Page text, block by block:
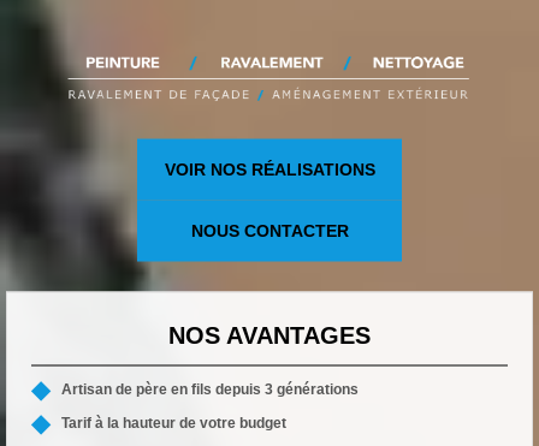
VOIR NOS RÉALISATIONS
NOUS CONTACTER
NOS AVANTAGES
Artisan de père en fils depuis 3 générations
Tarif à la hauteur de votre budget